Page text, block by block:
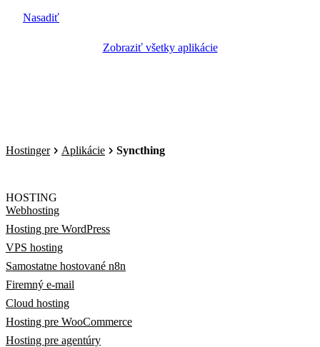
Nasadiť
Zobraziť všetky aplikácie
Hostinger Aplikácie Syncthing
HOSTING
Webhosting
Hosting pre WordPress
VPS hosting
Samostatne hostované n8n
Firemný e-mail
Cloud hosting
Hosting pre WooCommerce
Hosting pre agentúry